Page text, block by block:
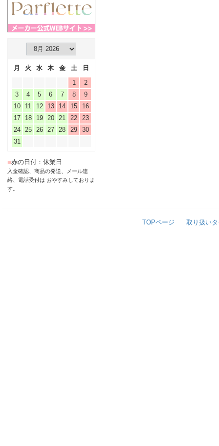
月 火 水 木 金 土
日
1
2
3
4 5 6 7 8
9
10
11 12 13 14 15
16
17
18 19 20 21 22
23
24
25 26 27 28 29
30
31
■赤の日付：休業日
入金確認、商品の発送、メール連
絡、電話受付は おやすみしておりま
す。
TOPページ 取り扱い